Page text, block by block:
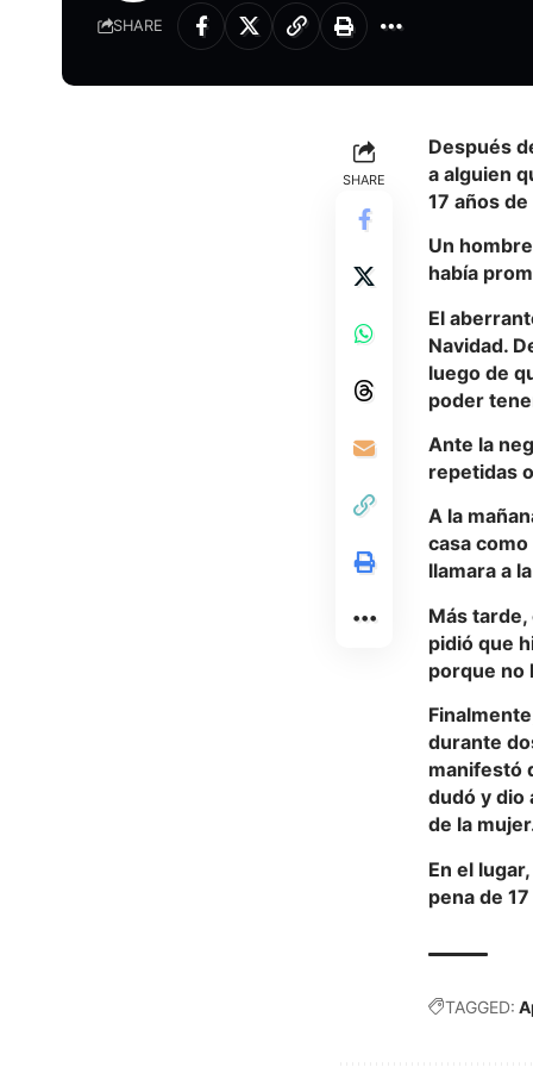
SHARE
SHARE
Después
a alguien
17 años
Un
había
El
Navidad.
luego de
poder
Ante la
repetidas
A la
casa
llamara a
Más
pidió que
porque no
durante
manifestó
dudó y dio
de la
En el
pena de
TAGGED: